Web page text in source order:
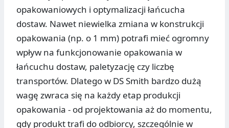
opakowaniowych i optymalizacji łańcucha
dostaw. Nawet niewielka zmiana w konstrukcji
opakowania (np. o 1 mm) potrafi mieć ogromny
wpływ na funkcjonowanie opakowania w
łańcuchu dostaw, paletyzację czy liczbę
transportów. Dlatego w DS Smith bardzo dużą
wagę zwraca się na każdy etap produkcji
opakowania - od projektowania aż do momentu,
gdy produkt trafi do odbiorcy, szczególnie w